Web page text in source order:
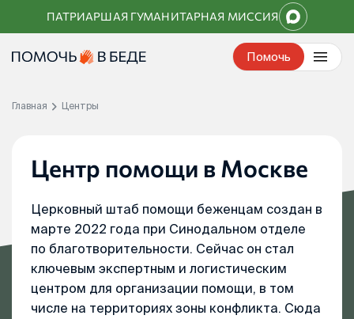
Перейти
к
контенту
ПАТРИАРШАЯ ГУМАНИТАРНАЯ МИССИЯ
Помочь
Главная Центры
Центр помощи в Москве
Церковный штаб помощи беженцам создан в
марте 2022 года при Синодальном отделе
по благотворительности. Сейчас он стал
ключевым экспертным и логистическим
центром для организации помощи, в том
числе на территориях зоны конфликта. Сюда